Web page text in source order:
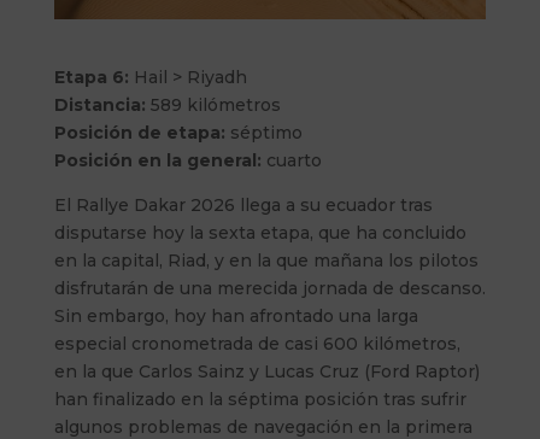
Etapa 6: Hail > Riyadh
Distancia: 589 kilómetros
Posición de etapa: séptimo
Posición en la general: cuarto
El Rallye Dakar 2026 llega a su ecuador tras
disputarse hoy la sexta etapa, que ha concluido
en la capital, Riad, y en la que mañana los pilotos
disfrutarán de una merecida jornada de descanso.
Sin embargo, hoy han afrontado una larga
especial cronometrada de casi 600 kilómetros,
en la que Carlos Sainz y Lucas Cruz (Ford Raptor)
han finalizado en la séptima posición tras sufrir
algunos problemas de navegación en la primera